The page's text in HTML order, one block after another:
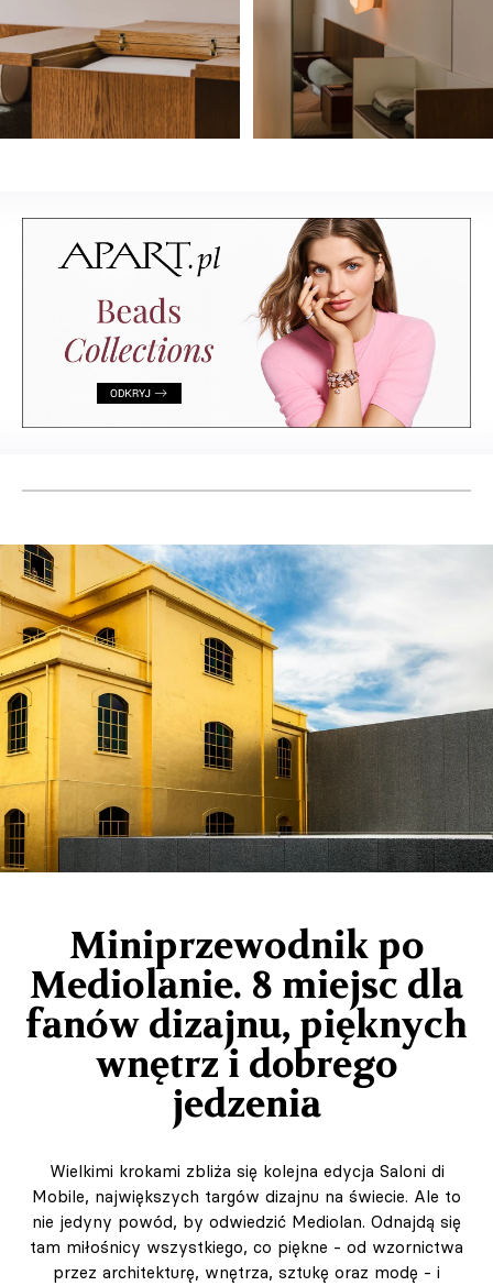
Miniprzewodnik po
Mediolanie. 8 miejsc dla
fanów dizajnu, pięknych
wnętrz i dobrego
jedzenia
Wielkimi krokami zbliża się kolejna edycja Saloni di
Mobile, największych targów dizajnu na świecie. Ale to
nie jedyny powód, by odwiedzić Mediolan. Odnajdą się
tam miłośnicy wszystkiego, co piękne - od wzornictwa
przez architekturę, wnętrza, sztukę oraz modę - i